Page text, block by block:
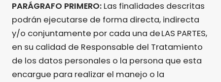
PARÁGRAFO PRIMERO: Las finalidades descritas
podrán ejecutarse de forma directa, indirecta
y/o conjuntamente por cada una de LAS PARTES,
en su calidad de Responsable del Tratamiento
de los datos personales o la persona que esta
encargue para realizar el manejo o la